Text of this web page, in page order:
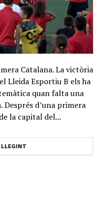
Catalana. La victòria
Lleida Esportiu B els ha
quan falta una
d’una primera
la capital del...